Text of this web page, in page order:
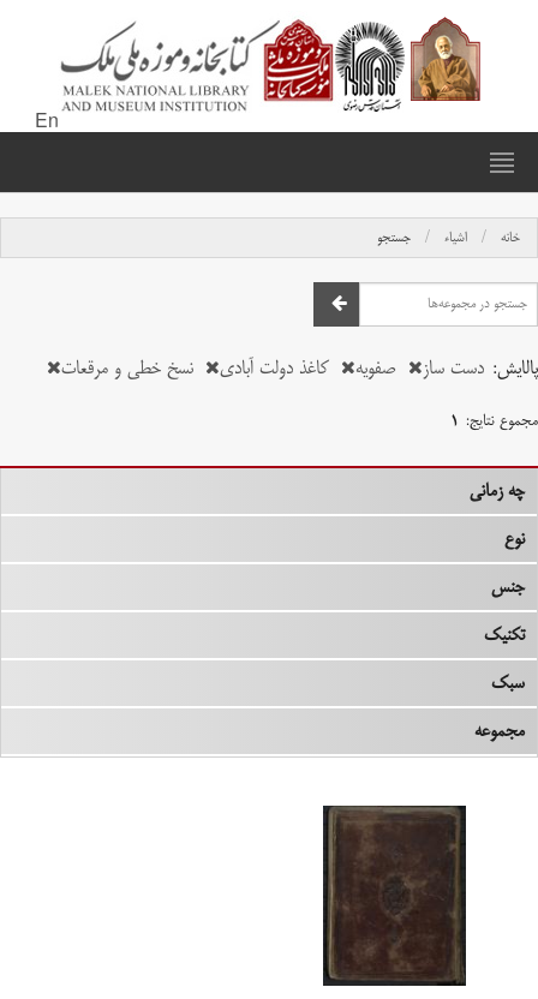
En
خانه اشیاء جستجو
پالایش: دست ساز صفویه کاغذ دولت آبادی نسخ خطی و مرقعات
مجموع نتایج: ۱
چه زمانی
نوع
جنس
تکنیک
سبک
مجموعه